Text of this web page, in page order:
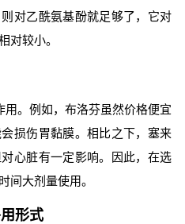
对乙酰氨基酚就足够了，它对
对较小。
。例如，布洛芬虽然价格便宜
损伤胃黏膜。相比之下，塞来
心脏有一定影响。因此，在选
间大剂量使用。
形式